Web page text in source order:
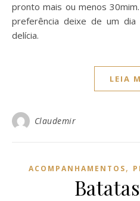
pronto mais ou menos
preferência deixe de um
delícia.
LEIA
Claudemir
ACOMPANHAMENTOS,